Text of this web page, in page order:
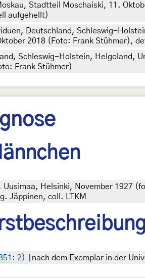
Stadtteil Moschaiski, 11.
aufgehellt)
Deutschland, Schleswig-
2018 (Foto: Frank Stühmer),
Schleswig-Holstein, Helgoland,
Frank Stühmer)
Helsinki, November 1927
Jäppinen, coll. LTKM
2) [nach dem Exemplar in der